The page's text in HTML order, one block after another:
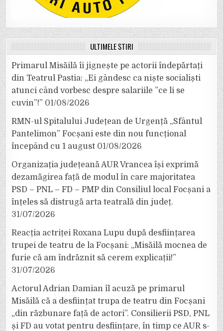
ULTIMELE ȘTIRI
Primarul Misăilă îi jignește pe actorii îndepărtați
din Teatrul Pastia: „Ei gândesc ca niște socialiști
atunci când vorbesc despre salariile ”ce li se
cuvin”!” 01/08/2026
RMN-ul Spitalului Județean de Urgență „Sfântul
Pantelimon” Focșani este din nou funcțional
începând cu 1 august 01/08/2026
Organizația județeană AUR Vrancea își exprimă
dezamăgirea față de modul în care majoritatea
PSD – PNL – FD – PMP din Consiliul local Focșani a
înțeles să distrugă arta teatrală din județ.
31/07/2026
Reacția actriței Roxana Lupu după desființarea
trupei de teatru de la Focșani: „Misăilă mocnea de
furie că am îndrăznit să cerem explicații!”
31/07/2026
Actorul Adrian Damian îl acuză pe primarul
Misăilă că a desființat trupa de teatru din Focșani
„din răzbunare față de actori”. Consilierii PSD, PNL
și FD au votat pentru desființare, în timp ce AUR s-